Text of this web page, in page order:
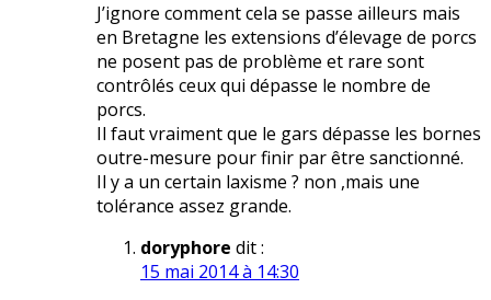
J’ignore comment cela se passe ailleurs mais
en Bretagne les extensions d’élevage de porcs
ne posent pas de problème et rare sont
contrôlés ceux qui dépasse le nombre de
porcs.
Il faut vraiment que le gars dépasse les bornes
outre-mesure pour finir par être sanctionné.
Il y a un certain laxisme ? non ,mais une
tolérance assez grande.
doryphore dit :
15 mai 2014 à 14:30